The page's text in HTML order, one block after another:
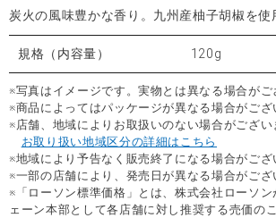
炭火の風味豊かな香り。九州産柚子胡椒を使
規格（内容量） 120g
※写真はイメージです。実物とは異なる場合がご
※商品によってはパッケージが異なる場合がござ
※店舗、地域によりお取扱いのない場合がござい
お取り扱い地域区分の詳細はこちら
※地域により予告なく販売終了になる場合がござ
※一部の店舗により、発売日が異なる場合がござ
※「ローソン標準価格」とは、株式会社ローソン
ェーン本部として各店舗に対し推奨する売価の